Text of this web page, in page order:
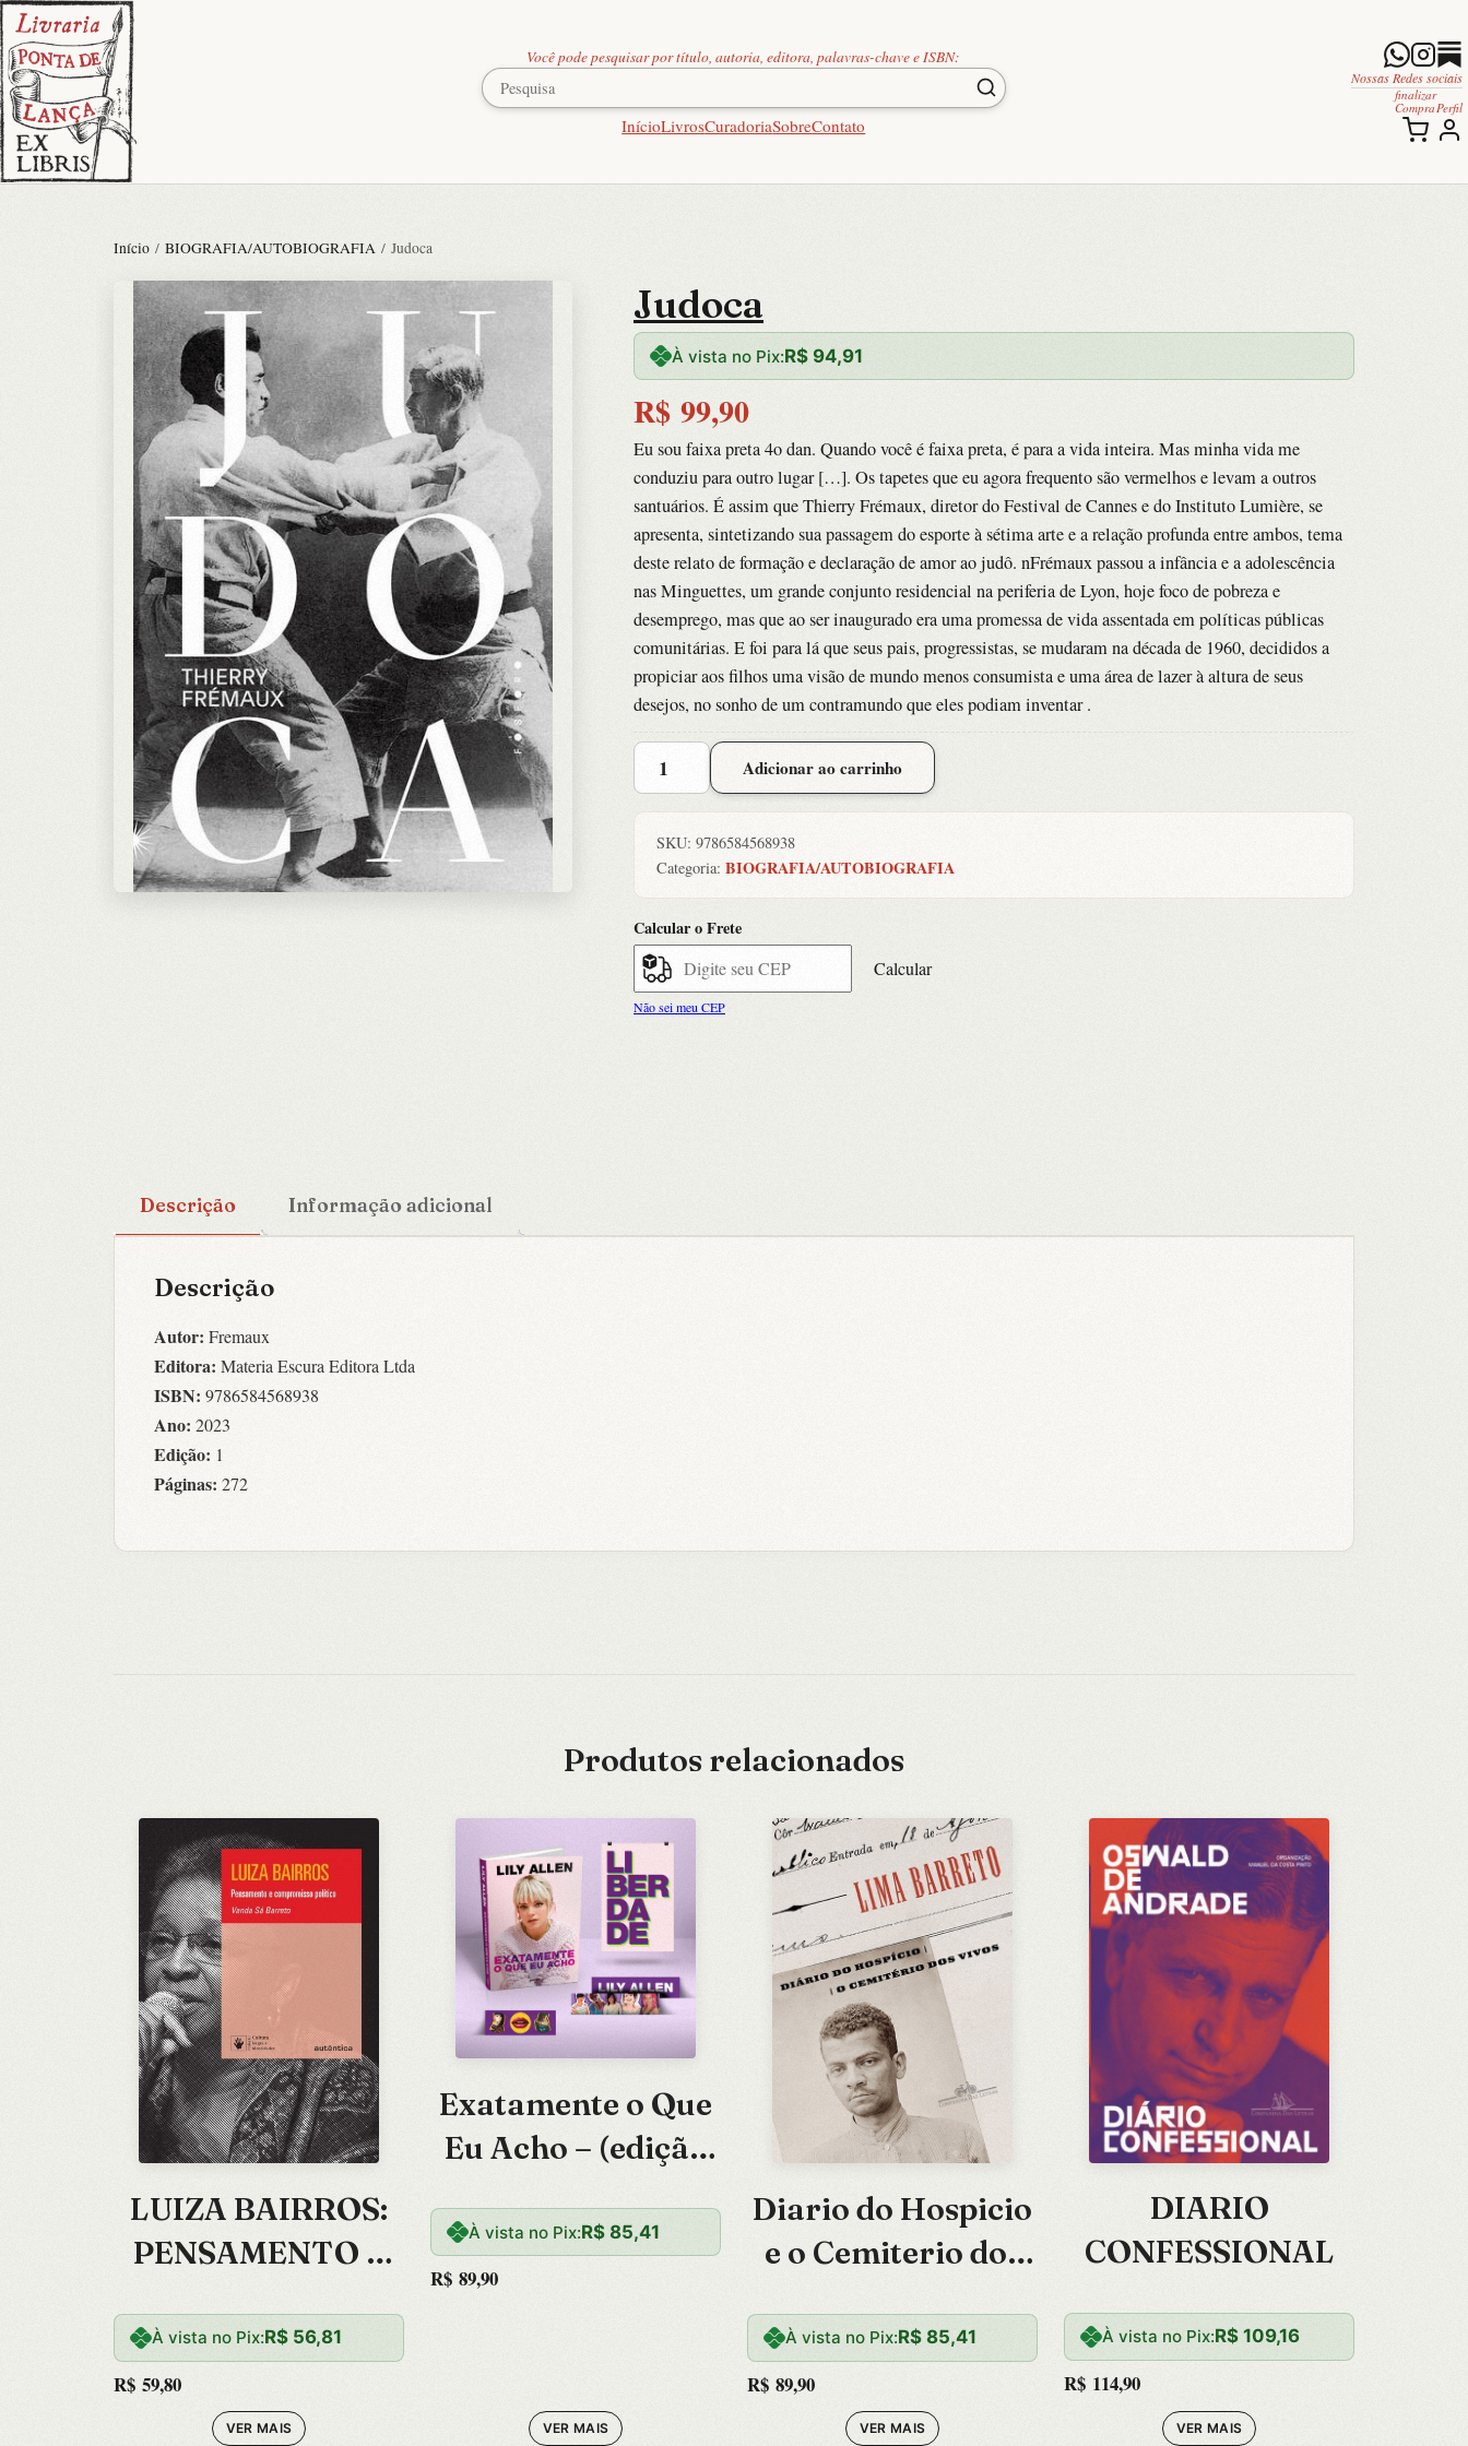
Você pode pesquisar por título, autoria, editora, palavras-chave e ISBN:
InícioLivrosCuradoriaSobreContato
Nossas Redes sociais
finalizar
Compra Perfil
Início / BIOGRAFIA/AUTOBIOGRAFIA / Judoca
Judoca
À vista no Pix:R$ 94,91
R$ 99,90
Eu sou faixa preta 4o dan. Quando você é faixa preta, é para a vida inteira. Mas minha vida me
conduziu para outro lugar […]. Os tapetes que eu agora frequento são vermelhos e levam a outros
santuários. É assim que Thierry Frémaux, diretor do Festival de Cannes e do Instituto Lumière, se
apresenta, sintetizando sua passagem do esporte à sétima arte e a relação profunda entre ambos, tema
deste relato de formação e declaração de amor ao judô. nFrémaux passou a infância e a adolescência
nas Minguettes, um grande conjunto residencial na periferia de Lyon, hoje foco de pobreza e
desemprego, mas que ao ser inaugurado era uma promessa de vida assentada em políticas públicas
comunitárias. E foi para lá que seus pais, progressistas, se mudaram na década de 1960, decididos a
propiciar aos filhos uma visão de mundo menos consumista e uma área de lazer à altura de seus
desejos, no sonho de um contramundo que eles podiam inventar .
Judoca
quantidade
Adicionar ao carrinho
SKU: 9786584568938
Categoria: BIOGRAFIA/AUTOBIOGRAFIA
Calcular o Frete
Calcular
Não sei meu CEP
Descrição Informação adicional
Descrição
Autor: Fremaux
Editora: Materia Escura Editora Ltda
ISBN: 9786584568938
Ano: 2023
Edição: 1
Páginas: 272
Produtos relacionados
LUIZA BAIRROS:
PENSAMENTO E
POLITICO
À vista no Pix:R$ 56,81
R$ 59,80
VER MAIS
Exatamente o Que
Eu Acho – (edição
Brindes
Exclusivos)
À vista no Pix:R$ 85,41
R$ 89,90
VER MAIS
Diario do Hospicio
e o Cemiterio dos
À vista no Pix:R$ 85,41
R$ 89,90
VER MAIS
DIARIO
CONFESSIONAL
À vista no Pix:R$ 109,16
R$ 114,90
VER MAIS